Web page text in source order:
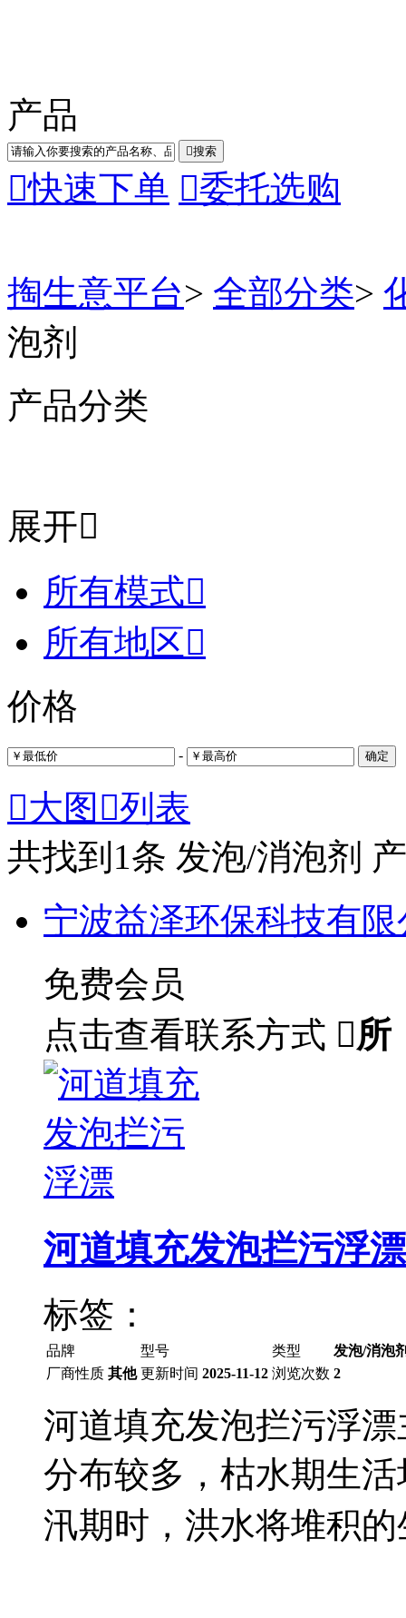
产品
搜索
快速下单 委托选购
掏生意平台> 全部分类>
泡剂
产品分类
展开
所有模式
所有地区
价格
- 确定
大图 列表
共找到 1条 发泡/消泡剂
宁波益泽环保科技有限
免费会员
点击查看联系方式 所
河道填充发泡拦污浮漂
标签：
品牌 型号 类型
发泡/消泡
厂商性质 其他 更新时间 2025-11-12 浏览次数 2
河道填充发泡拦污浮
分布较多，枯水期生
汛期时，洪水将堆积